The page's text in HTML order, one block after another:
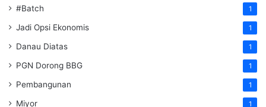
#Batch 1
Jadi Opsi Ekonomis 1
Danau Diatas 1
PGN Dorong BBG 1
Pembangunan 1
Miyor 1